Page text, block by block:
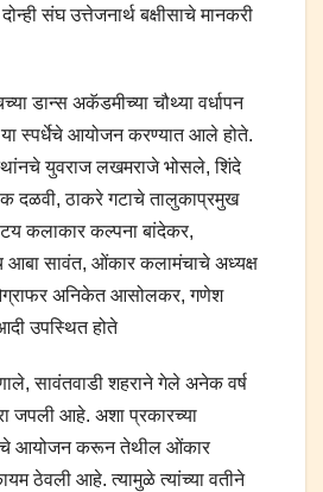
संघ उत्तेजनार्थ बक्षीसाचे मानकरी
डान्स अकॅडमीच्या चौथ्या वर्धापन
स्पर्धेचे आयोजन करण्यात आले होते.
युवराज लखमराजे भोसले, शिंदे
दळवी, ठाकरे गटाचे तालुकाप्रमुख
कलाकार कल्पना बांदेकर,
आबा सावंत, ओंकार कलामंचाचे अध्यक्ष
अनिकेत आसोलकर, गणेश
उपस्थित होते
सावंतवाडी शहराने गेले अनेक वर्ष
जपली आहे. अशा प्रकारच्या
आयोजन करून तेथील ओंकार
ठेवली आहे. त्यामुळे त्यांच्या वतीने